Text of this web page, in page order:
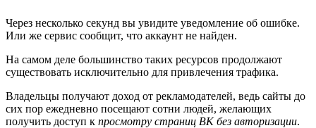
Через несколько секунд вы увидите уведомление об ошибке.
Или же сервис сообщит, что аккаунт не найден.
На самом деле большинство таких ресурсов продолжают
существовать исключительно для привлечения трафика.
Владельцы получают доход от рекламодателей, ведь сайты до
сих пор ежедневно посещают сотни людей, желающих
получить доступ к просмотру страниц ВК без авторизации.